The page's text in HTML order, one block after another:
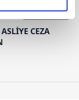
bu noktada,
tek gelir
isteriz.
izin vermedikleri
CEZA